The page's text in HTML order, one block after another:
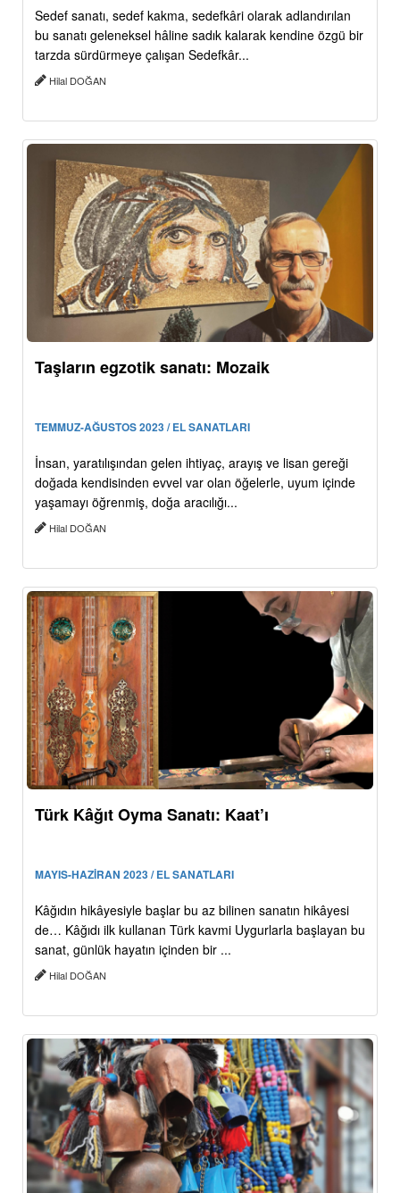
Sedef sanatı, sedef kakma, sedefkâri olarak adlandırılan
bu sanatı geleneksel hâline sadık kalarak kendine özgü bir
tarzda sürdürmeye çalışan Sedefkâr...
Hilal DOĞAN
Taşların egzotik sanatı: Mozaik
TEMMUZ-AĞUSTOS 2023 / EL SANATLARI
İnsan, yaratılışından gelen ihtiyaç, arayış ve lisan gereği
doğada kendisinden evvel var olan öğelerle, uyum içinde
yaşamayı öğrenmiş, doğa aracılığı...
Hilal DOĞAN
Türk Kâğıt Oyma Sanatı: Kaat’ı
MAYIS-HAZİRAN 2023 / EL SANATLARI
Kâğıdın hikâyesiyle başlar bu az bilinen sanatın hikâyesi
de… Kâğıdı ilk kullanan Türk kavmi Uygurlarla başlayan bu
sanat, günlük hayatın içinden bir ...
Hilal DOĞAN